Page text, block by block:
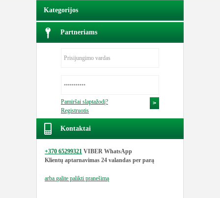
Kategorijos
Partneriams
Pamiršai slaptažodį?
Registruotis
Kontaktai
+370 65299321 VIBER WhatsApp
Klientų aptarnavimas 24 valandas per parą
arba galite palikti pranešimą